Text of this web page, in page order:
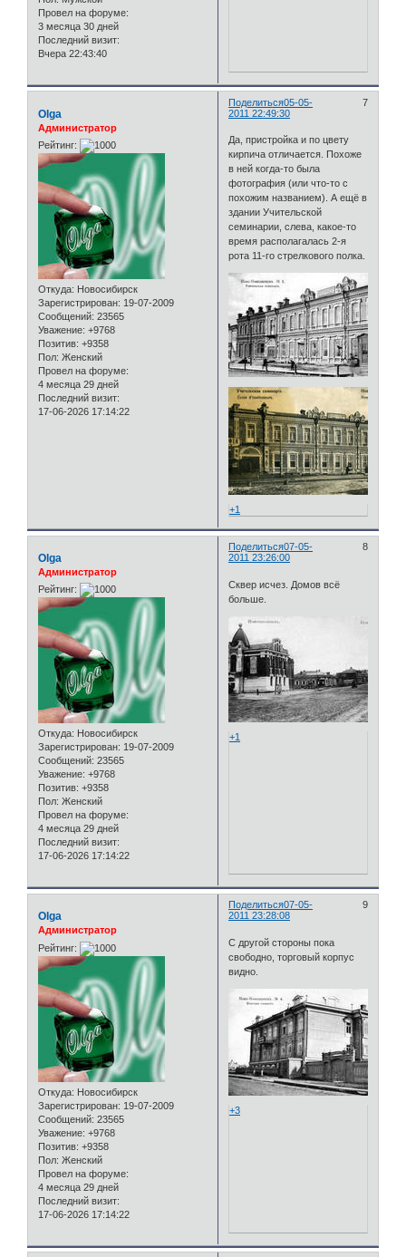
Провел на форуме:
3 месяца 30 дней
Последний визит:
Вчера 22:43:40
Поделиться 7
05-05-
2011 22:49:30
Olga
Администратор
Рейтинг:
Откуда: Новосибирск
Зарегистрирован: 19-07-2009
Сообщений: 23565
Уважение: +9768
Позитив: +9358
Пол: Женский
Провел на форуме:
4 месяца 29 дней
Последний визит:
17-06-2026 17:14:22
Да, пристройка и по цвету
кирпича отличается. Похоже
в ней когда-то была
фотография (или что-то с
похожим названием). А ещё в
здании Учительской
семинарии, слева, какое-то
время располагалась 2-я
рота 11-го стрелкового полка.
+1
Поделиться 8
07-05-
2011 23:26:00
Olga
Администратор
Рейтинг:
Откуда: Новосибирск
Зарегистрирован: 19-07-2009
Сообщений: 23565
Уважение: +9768
Позитив: +9358
Пол: Женский
Провел на форуме:
4 месяца 29 дней
Последний визит:
17-06-2026 17:14:22
Сквер исчез. Домов всё
больше.
+1
Поделиться 9
07-05-
2011 23:28:08
Olga
Администратор
Рейтинг:
Откуда: Новосибирск
Зарегистрирован: 19-07-2009
Сообщений: 23565
Уважение: +9768
Позитив: +9358
Пол: Женский
Провел на форуме:
4 месяца 29 дней
Последний визит:
17-06-2026 17:14:22
С другой стороны пока
свободно, торговый корпус
видно.
+3